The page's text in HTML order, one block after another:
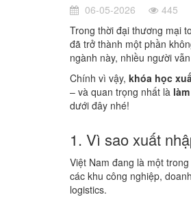
06-05-2026
445
Trong thời đại thương mại
đã trở thành một phần
ngành này, nhiều người
Chính vì vậy, khóa học
– và quan trọng nhất là
dưới đây nhé!
1. Vì sao xuất
Việt Nam đang là một
các khu công nghiệp,
logistics.